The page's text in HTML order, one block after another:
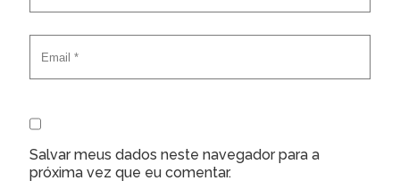
Salvar meus dados neste navegador para a
próxima vez que eu comentar.